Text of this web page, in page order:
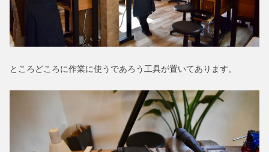
ところどころに作業に使うであろう工具が置いてあります。